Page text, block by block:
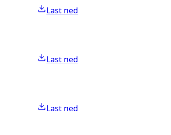
Last ned
Last ned
Last ned